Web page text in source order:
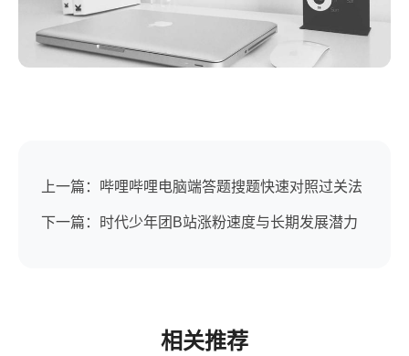
上一篇：哔哩哔哩电脑端答题搜题快速对照过关法
下一篇：时代少年团B站涨粉速度与长期发展潜力
相关推荐